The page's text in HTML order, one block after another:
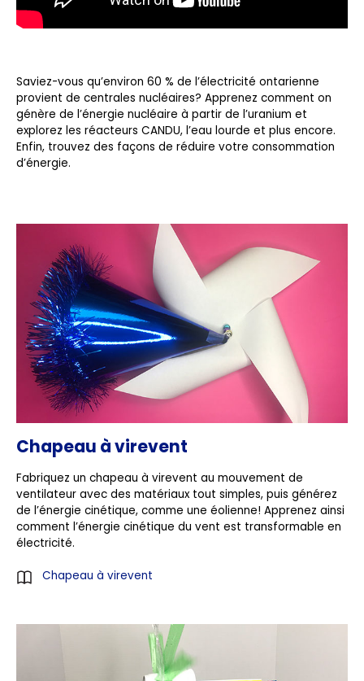
Saviez-vous qu’environ 60 % de l’électricité ontarienne
provient de centrales nucléaires? Apprenez comment on
génère de l’énergie nucléaire à partir de l’uranium et
explorez les réacteurs CANDU, l’eau lourde et plus encore.
Enfin, trouvez des façons de réduire votre consommation
d’énergie.
Chapeau à virevent
Fabriquez un chapeau à virevent au mouvement de
ventilateur avec des matériaux tout simples, puis générez
de l’énergie cinétique, comme une éolienne! Apprenez ainsi
comment l’énergie cinétique du vent est transformable en
électricité.
Chapeau à virevent